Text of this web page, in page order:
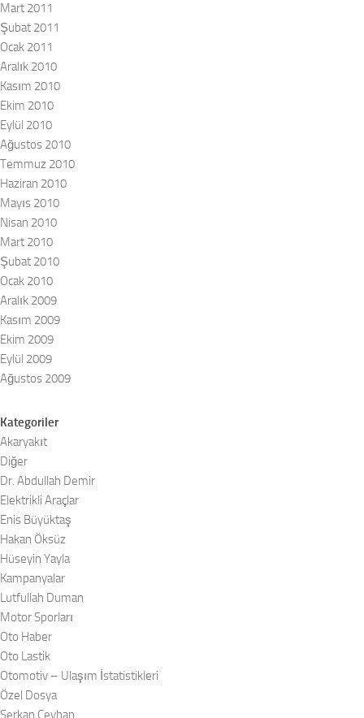
Mart 2011
Şubat 2011
Ocak 2011
Aralık 2010
Kasım 2010
Ekim 2010
Eylül 2010
Ağustos 2010
Temmuz 2010
Haziran 2010
Mayıs 2010
Nisan 2010
Mart 2010
Şubat 2010
Ocak 2010
Aralık 2009
Kasım 2009
Ekim 2009
Eylül 2009
Ağustos 2009
Kategoriler
Akaryakıt
Diğer
Dr. Abdullah Demir
Elektrikli Araçlar
Enis Büyüktaş
Hakan Öksüz
Hüseyin Yayla
Kampanyalar
Lutfullah Duman
Motor Sporları
Oto Haber
Oto Lastik
Otomotiv – Ulaşım İstatistikleri
Özel Dosya
Serkan Ceyhan